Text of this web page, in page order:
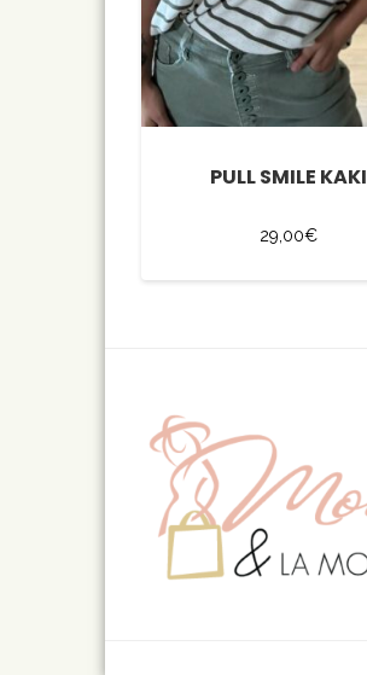
PULL SMILE KAKI
29,00€